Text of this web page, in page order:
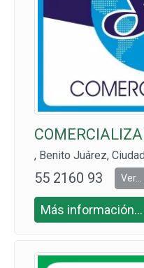
, Benito Juárez,
55 2160 93
13 Y 55 757
9 5473
Ver...
Más información...